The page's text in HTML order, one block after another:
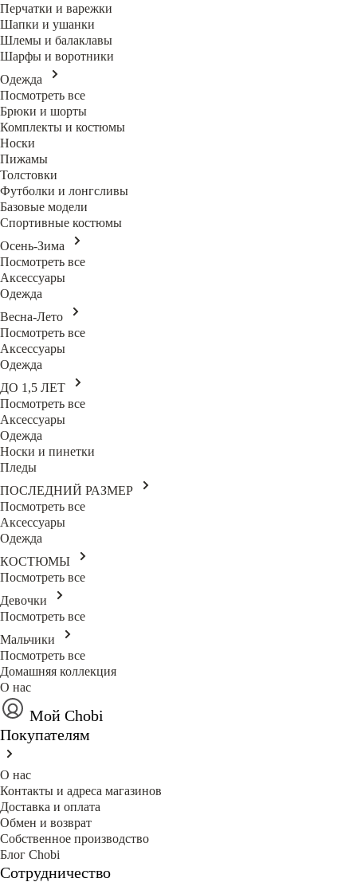
Перчатки и варежки
Шапки и ушанки
Шлемы и балаклавы
Шарфы и воротники
Одежда
Посмотреть все
Брюки и шорты
Комплекты и костюмы
Носки
Пижамы
Толстовки
Футболки и лонгсливы
Базовые модели
Спортивные костюмы
Осень-Зима
Посмотреть все
Аксессуары
Одежда
Весна-Лето
Посмотреть все
Аксессуары
Одежда
ДО 1,5 ЛЕТ
Посмотреть все
Аксессуары
Одежда
Носки и пинетки
Пледы
ПОСЛЕДНИЙ РАЗМЕР
Посмотреть все
Аксессуары
Одежда
КОСТЮМЫ
Посмотреть все
Девочки
Посмотреть все
Мальчики
Посмотреть все
Домашняя коллекция
О нас
Мой Chobi
Покупателям
О нас
Контакты и адреса магазинов
Доставка и оплата
Обмен и возврат
Собственное производство
Блог Сhobi
Сотрудничество